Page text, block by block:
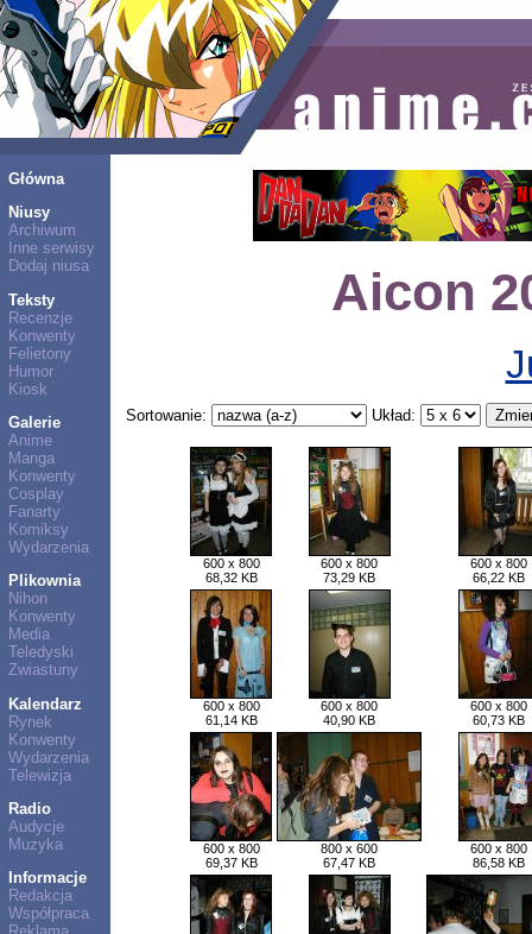
Główna
Niusy
Archiwum
Inne serwisy
Dodaj niusa
Teksty
Recenzje
Konwenty
Felietony
Humor
Kiosk
Galerie
Anime
Manga
Konwenty
Cosplay
Fanarty
Komiksy
Wydarzenia
Plikownia
Nihon
Konwenty
Media
Teledyski
Zwiastuny
Kalendarz
Rynek
Konwenty
Wydarzenia
Telewizja
Radio
Audycje
Muzyka
Informacje
Redakcja
Współpraca
Aicon
Sortowanie: Układ:
600 x 800
68,32 KB
600 x 800
73,29 KB
600 x 800
66,22 KB
600 x 800
61,14 KB
600 x 800
40,90 KB
600 x 800
60,73 KB
600 x 800
69,37 KB
800 x 600
67,47 KB
600 x 800
86,58 KB